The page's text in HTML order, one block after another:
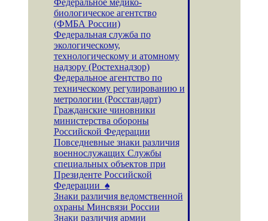
Федеральное медико-
биологическое агентство
(ФМБА России)
Федеральная служба по
экологическому,
технологическому и атомному
надзору (Ростехнадзор)
Федеральное агентство по
техническому регулированию и
метрологии (Росстандарт)
Гражданские чиновники
министерства обороны
Российской Федерации
Повседневные знаки различия
военнослужащих Службы
специальных объектов при
Президенте Российской
Федерации ♠
Знаки различия ведомственной
охраны Минсвязи России
Знаки различия армии